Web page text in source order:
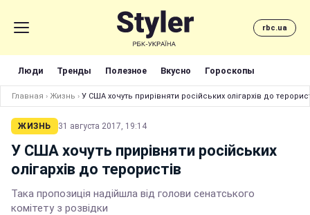
rbc.ua
Люди Тренды Полезное Вкусно Гороскопы
Главная › Жизнь › У США хочуть прирівняти російських олігархів до
ЖИЗНЬ 31 августа 2017, 19:14
У США хочуть прирівняти російських
олігархів до терористів
Така пропозиція надійшла від голови сенатського
комітету з розвідки